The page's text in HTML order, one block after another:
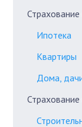
Ипотека
Квартиры
Дома,